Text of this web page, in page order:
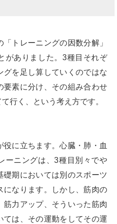
トレーニングの因数分解」
がありました。3種目それぞ
グを足し算していくのではな
要素に分け、その組み合わせ
行く、という考え方です。
に立ちます。心臓・肺・血
ーニングは、3種目別々でや
礎期においては別のスポーツ
になります。しかし、筋肉の
筋力アップ、そういった筋肉
ては、その運動をしてその運